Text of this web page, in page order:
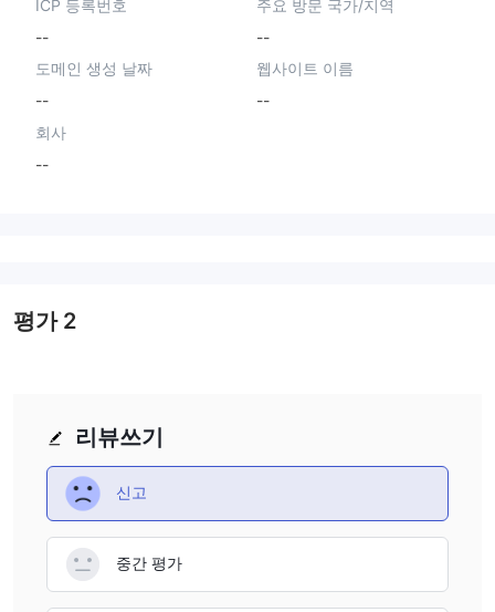
ICP 등록번호
--
주요 방문 국가/지역
--
도메인 생성 날짜
--
웹사이트 이름
--
회사
--
리뷰쓰기
신고
중간 평가
평가2